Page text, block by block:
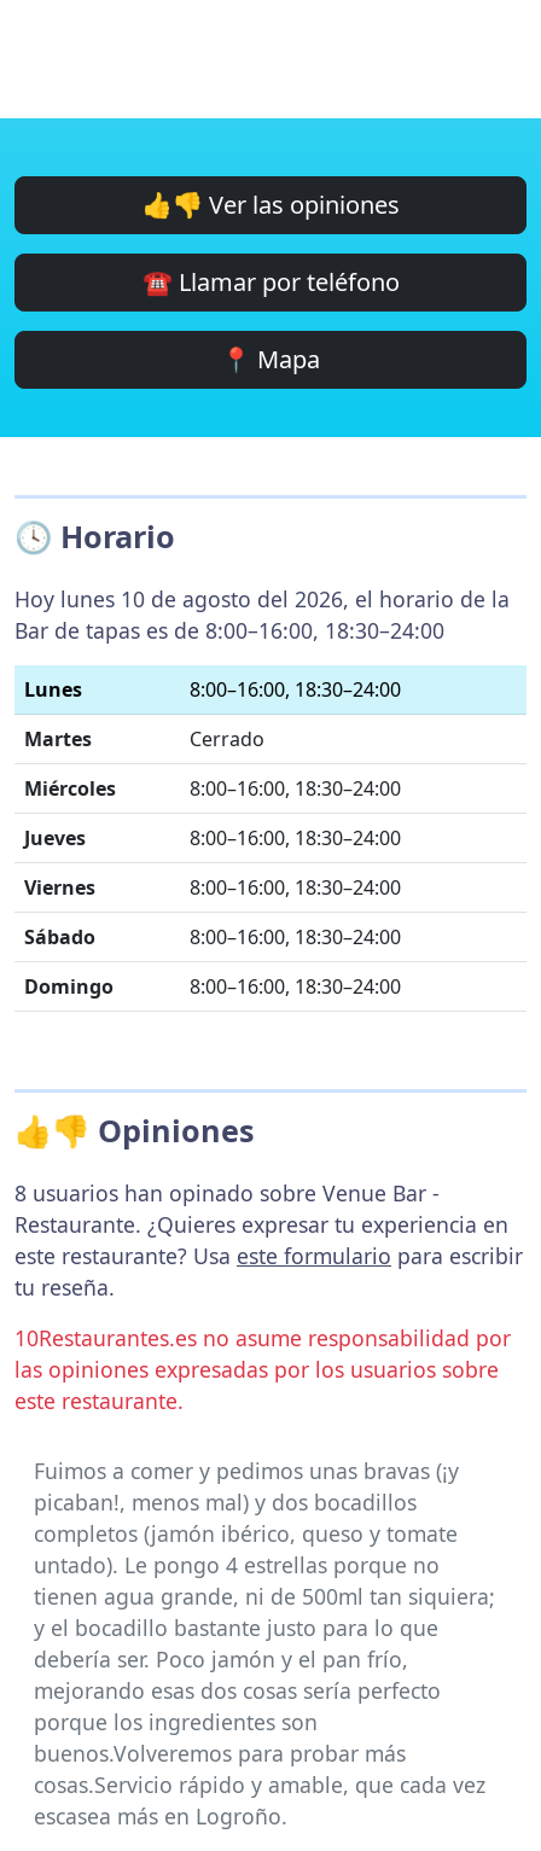
👍👎 Ver las opiniones
☎️ Llamar por teléfono
📍 Mapa
🕓 Horario
Hoy lunes 10 de agosto del 2026, el horario de la
Bar de tapas es de 8:00–16:00, 18:30–24:00
Lunes
8:00–16:00, 18:30–24:00
Martes
Cerrado
Miércoles
8:00–16:00, 18:30–24:00
Jueves
8:00–16:00, 18:30–24:00
Viernes
8:00–16:00, 18:30–24:00
Sábado
8:00–16:00, 18:30–24:00
Domingo
8:00–16:00, 18:30–24:00
👍👎 Opiniones
8 usuarios han opinado sobre Venue Bar -
Restaurante. ¿Quieres expresar tu experiencia en
este restaurante? Usa este formulario para escribir
tu reseña.
10Restaurantes.es no asume responsabilidad por
las opiniones expresadas por los usuarios sobre
este restaurante.
Fuimos a comer y pedimos unas bravas (¡y
picaban!, menos mal) y dos bocadillos
completos (jamón ibérico, queso y tomate
untado). Le pongo 4 estrellas porque no
tienen agua grande, ni de 500ml tan siquiera;
y el bocadillo bastante justo para lo que
debería ser. Poco jamón y el pan frío,
mejorando esas dos cosas sería perfecto
porque los ingredientes son
buenos.Volveremos para probar más
cosas.Servicio rápido y amable, que cada vez
escasea más en Logroño.